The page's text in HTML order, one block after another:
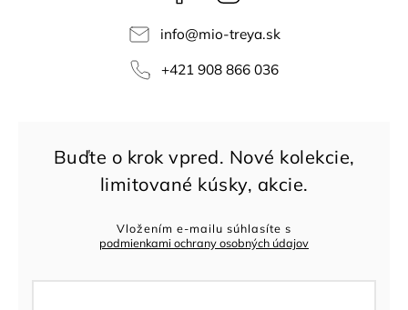
info@mio-treya.sk
+421 908 866 036
Vložením e-mailu súhlasíte s
podmienkami ochrany osobných údajov